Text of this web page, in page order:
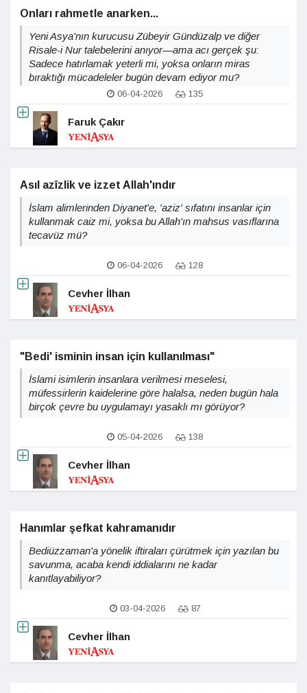
Onları rahmetle anarken...
Yeni Asya'nın kurucusu Zübeyir Gündüzalp ve diğer
Risale-i Nur talebelerini anıyor—ama acı gerçek şu:
Sadece hatırlamak yeterli mi, yoksa onların miras
bıraktığı mücadeleler bugün devam ediyor mu?
06-04-2026 135
Faruk Çakır
Asıl azîzlik ve izzet Allah'ındır
İslam alimlerinden Diyanet'e, 'aziz' sıfatını insanlar için
kullanmak caiz mi, yoksa bu Allah'ın mahsus vasıflarına
tecavüz mü?
06-04-2026 128
Cevher İlhan
"Bedi' isminin insan için kullanılması"
İslami isimlerin insanlara verilmesi meselesi,
müfessirlerin kaidelerine göre halalsa, neden bugün hala
birçok çevre bu uygulamayı yasaklı mı görüyor?
05-04-2026 138
Cevher İlhan
Hanımlar şefkat kahramanıdır
Bediüzzaman'a yönelik iftiraları çürütmek için yazılan bu
savunma, acaba kendi iddialarını ne kadar
kanıtlayabiliyor?
03-04-2026 87
Cevher İlhan